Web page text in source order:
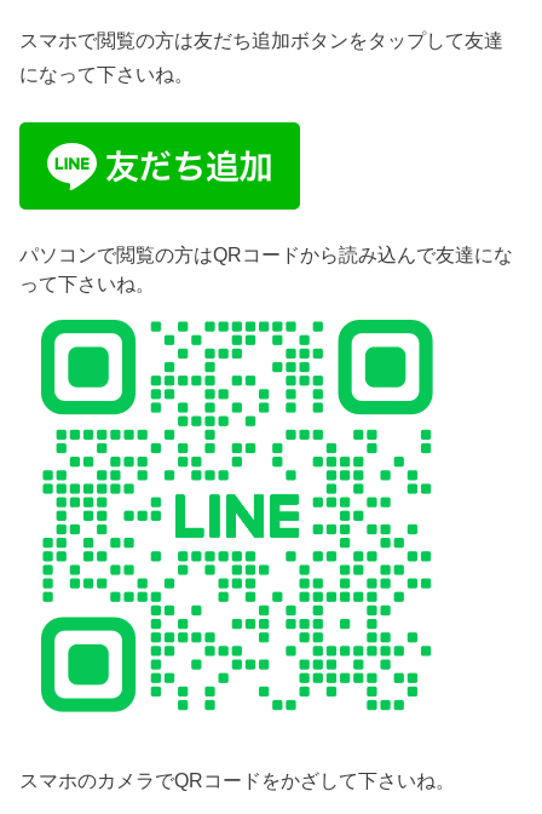
スマホで閲覧の方は友だち追加ボタンをタップして友達
になって下さいね。
パソコンで閲覧の方はQRコードから読み込んで友達にな
って下さいね。
スマホのカメラでQRコードをかざして下さいね。